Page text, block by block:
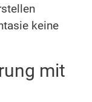
keine
mit